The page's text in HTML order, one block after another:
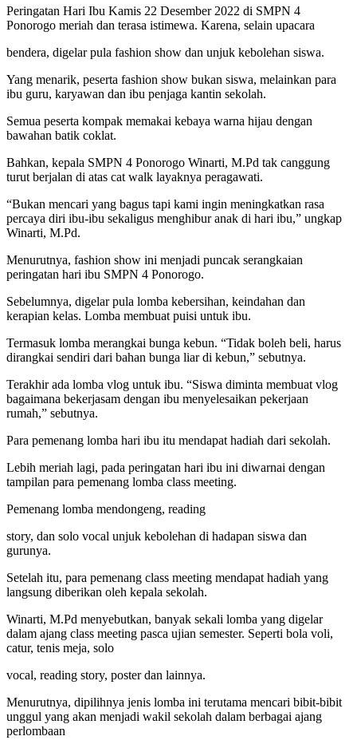
Peringatan Hari Ibu Kamis 22 Desember 2022 di SMPN 4
Ponorogo meriah dan terasa istimewa. Karena, selain upacara
bendera, digelar pula fashion show dan unjuk kebolehan siswa.
Yang menarik, peserta fashion show bukan siswa, melainkan para
ibu guru, karyawan dan ibu penjaga kantin sekolah.
Semua peserta kompak memakai kebaya warna hijau dengan
bawahan batik coklat.
Bahkan, kepala SMPN 4 Ponorogo Winarti, M.Pd tak canggung
turut berjalan di atas cat walk layaknya peragawati.
“Bukan mencari yang bagus tapi kami ingin meningkatkan rasa
percaya diri ibu-ibu sekaligus menghibur anak di hari ibu,” ungkap
Winarti, M.Pd.
Menurutnya, fashion show ini menjadi puncak serangkaian
peringatan hari ibu SMPN 4 Ponorogo.
Sebelumnya, digelar pula lomba kebersihan, keindahan dan
kerapian kelas. Lomba membuat puisi untuk ibu.
Termasuk lomba merangkai bunga kebun. “Tidak boleh beli, harus
dirangkai sendiri dari bahan bunga liar di kebun,” sebutnya.
Terakhir ada lomba vlog untuk ibu. “Siswa diminta membuat vlog
bagaimana bekerjasam dengan ibu menyelesaikan pekerjaan
rumah,” sebutnya.
Para pemenang lomba hari ibu itu mendapat hadiah dari sekolah.
Lebih meriah lagi, pada peringatan hari ibu ini diwarnai dengan
tampilan para pemenang lomba class meeting.
Pemenang lomba mendongeng, reading
story, dan solo vocal unjuk kebolehan di hadapan siswa dan
gurunya.
Setelah itu, para pemenang class meeting mendapat hadiah yang
langsung diberikan oleh kepala sekolah.
Winarti, M.Pd menyebutkan, banyak sekali lomba yang digelar
dalam ajang class meeting pasca ujian semester. Seperti bola voli,
catur, tenis meja, solo
vocal, reading story, poster dan lainnya.
Menurutnya, dipilihnya jenis lomba ini terutama mencari bibit-bibit
unggul yang akan menjadi wakil sekolah dalam berbagai ajang
perlombaan